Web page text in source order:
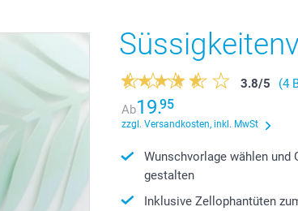
3.8/5
(4
Ab19.95
zzgl. Versandkosten, inkl. MwSt
Wunschvorlage wählen
gestalten
Inklusive Zellophantüten